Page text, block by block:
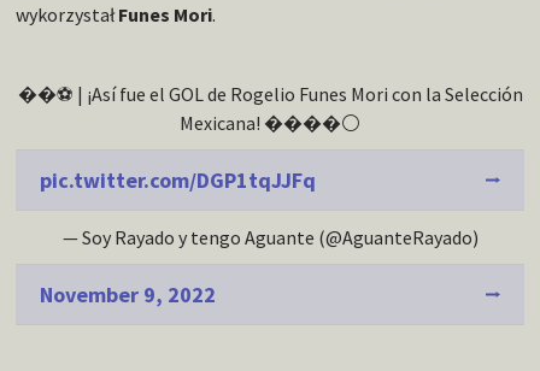
wykorzystałFunes Mori.
��⚽️ | ¡Así fue el GOL de Rogelio Funes Mori con la Selección
Mexicana! ��️��⚪️
pic.twitter.com/DGP1tqJJFq
— Soy Rayado y tengo Aguante (@AguanteRayado)
November 9, 2022